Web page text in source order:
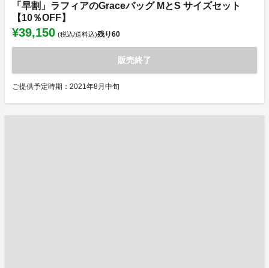
「早割」ラフィアのGraceバッグ MとS サイズセット
【10％OFF】
¥39,150 (税込/送料込)残り60
販売終了
ご提供予定時期：2021年8月中旬